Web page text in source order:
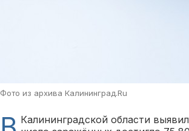
Фото из архива Калининград.Ru
Калининградской области